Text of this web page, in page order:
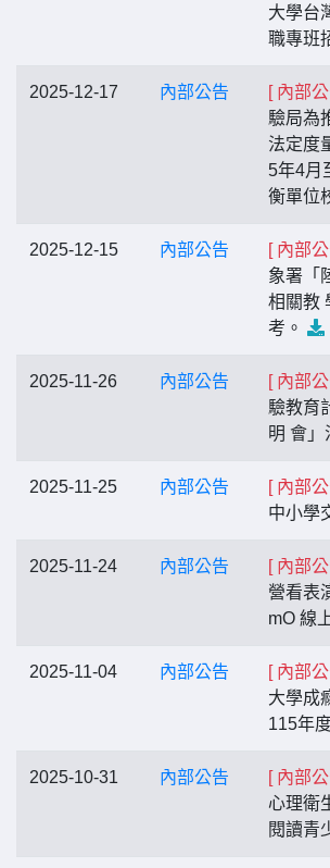
大學台
職專班
2025-12-17 內部公告 [ 內部
驗局為
法定度
5年4月
衡單位
2025-12-15 內部公告 [ 內部
象署「
相關教
考。
2025-11-26 內部公告 [ 內部
驗教育
明 會」
2025-11-25 內部公告 [ 內部
中小學
2025-11-24 內部公告 [ 內部
營看表
mO 線
2025-11-04 內部公告 [ 內部
大學成
115年
2025-10-31 內部公告 [ 內部
心理衛
閱讀青